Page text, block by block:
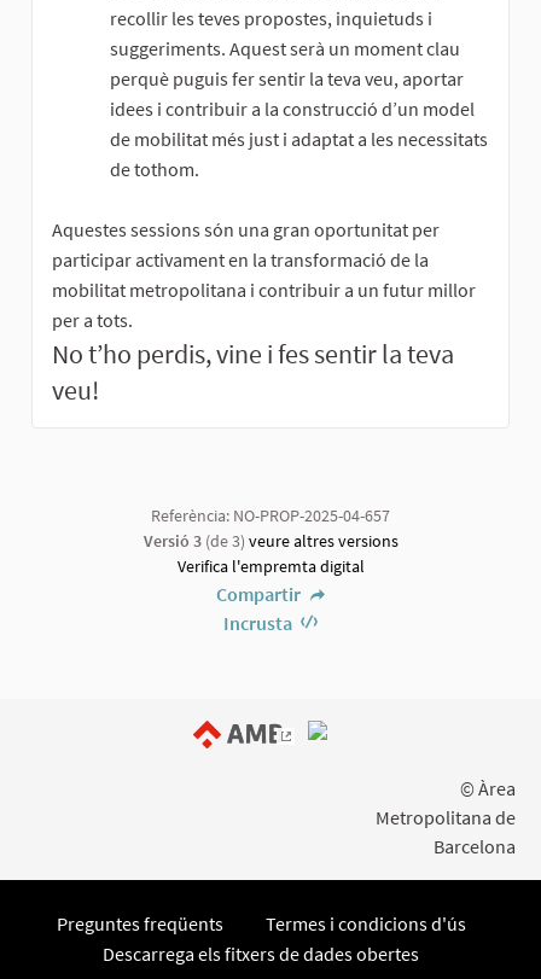
recollir les teves propostes, inquietuds i
suggeriments. Aquest serà un moment clau
perquè puguis fer sentir la teva veu, aportar
idees i contribuir a la construcció d’un model
de mobilitat més just i adaptat a les necessitats
de tothom.
Aquestes sessions són una gran oportunitat per
participar activament en la transformació de la
mobilitat metropolitana i contribuir a un futur millor
per a tots.
No t’ho perdis, vine i fes sentir la teva
veu!
Referència: NO-PROP-2025-04-657
Versió 3(de 3) veure altres versions
Verifica l'empremta digital
Compartir
Incrusta
© Àrea
Metropolitana de
Barcelona
Preguntes freqüents
Termes i condicions d'ús
Descarrega els fitxers de dades obertes